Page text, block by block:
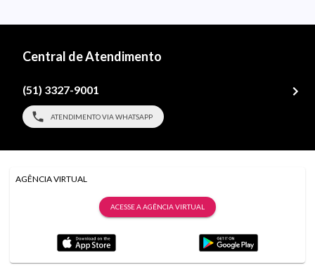
Central de Atendimento
(51) 3327-9001
ATENDIMENTO VIA WHATSAPP
AGÊNCIA VIRTUAL
ACESSE A AGÊNCIA VIRTUAL